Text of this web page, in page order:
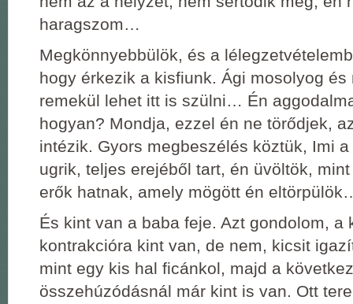
haragszom…
Megkönnyebbülök, és a
hogy érkezik a kisfiunk. Ági mosolyog és
remekül lehet itt is szülni… Én
hogyan? Mondja, ezzel én ne törődjek,
intézik. Gyors megbeszélés köztük, Imi
ugrik, teljes erejéből tart, én üvöltök,
erők hatnak, amely mögött én
És kint van a baba feje. Azt gondolom, a
kontrakcióra kint van, de nem, kicsit
mint egy kis hal ficánkol, majd a
összehúzódásnál már kint is van. Ott